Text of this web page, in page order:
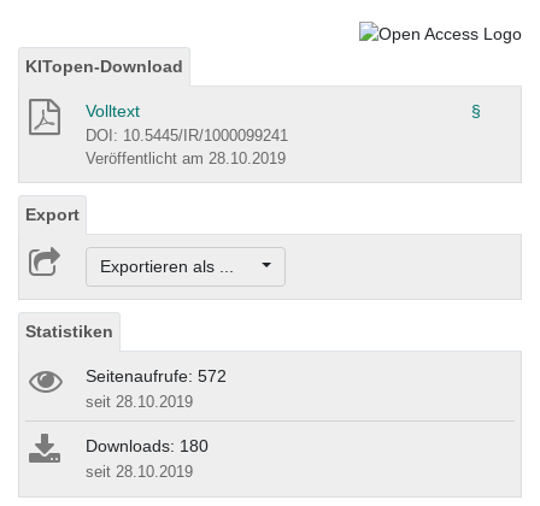
KITopen-Download
Volltext §
DOI: 10.5445/IR/1000099241
Veröffentlicht am 28.10.2019
Export
Exportieren als ...
Statistiken
Seitenaufrufe: 572
seit 28.10.2019
Downloads: 180
seit 28.10.2019